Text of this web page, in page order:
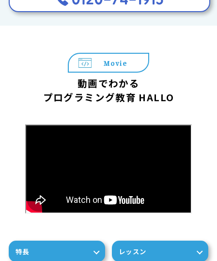
Movie
動画でわかる
プログラミング教育 HALLO
特長 レッスン